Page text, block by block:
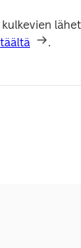
täältä .